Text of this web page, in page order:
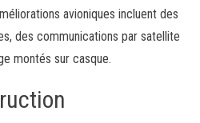
avioniques incluent des
des communications par satellite
montés sur casque.